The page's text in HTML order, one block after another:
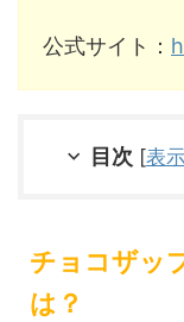
公式サイト：
目次 [表
チョコザッ
は？